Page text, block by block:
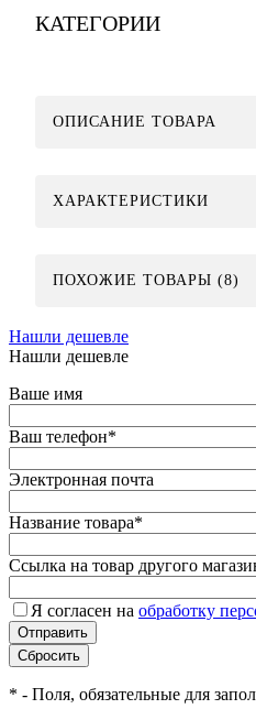
КАТЕГОРИИ
ОПИСАНИЕ ТОВАРА
ХАРАКТЕРИСТИКИ
ПОХОЖИЕ ТОВАРЫ (8)
Нашли дешевле
Нашли дешевле
Ваше имя
Ваш телефон*
Электронная почта
Название товара*
Ссылка на товар другого
Я согласен на обработку
* - Поля, обязательные для